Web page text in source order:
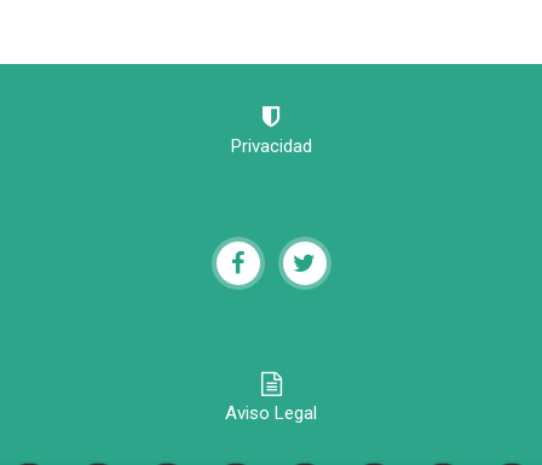
Privacidad
Aviso Legal